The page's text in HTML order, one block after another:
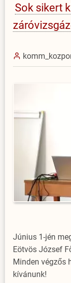
való
Sok sikert
Június 1-jén
Eötvös József
Minden végzős
kívánunk!